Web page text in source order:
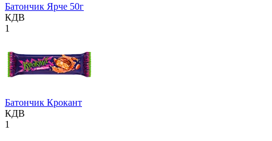
Батончик Ярче 50г
КДВ
1
Батончик Крокант
КДВ
1